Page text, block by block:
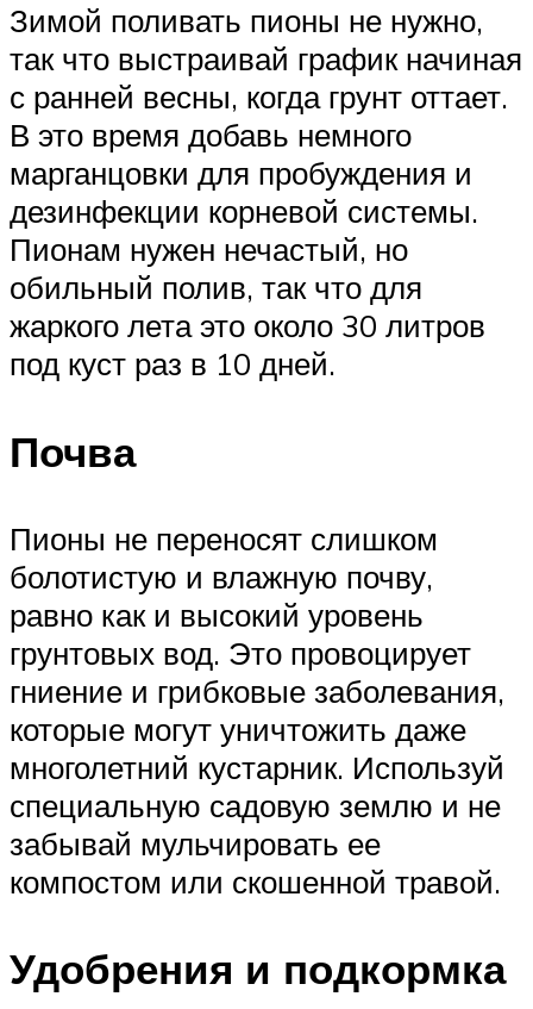
Зимой поливать пионы не нужно,
так что выстраивай график начиная
с ранней весны, когда грунт оттает.
В это время добавь немного
марганцовки для пробуждения и
дезинфекции корневой системы.
Пионам нужен нечастый, но
обильный полив, так что для
жаркого лета это около 30 литров
под куст раз в 10 дней.
Почва
Пионы не переносят слишком
болотистую и влажную почву,
равно как и высокий уровень
грунтовых вод. Это провоцирует
гниение и грибковые заболевания,
которые могут уничтожить даже
многолетний кустарник. Используй
специальную садовую землю и не
забывай мульчировать ее
компостом или скошенной травой.
Удобрения и подкормка